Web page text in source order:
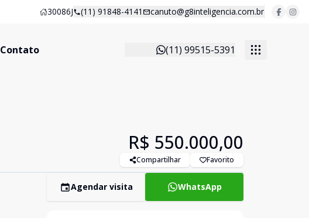
30086J (11) 91848-4141 canuto@g8inteligencia.com.br
Contato (11) 99515-5391
R$ 550.000,00
Compartilhar Favorito
Agendar visita WhatsApp